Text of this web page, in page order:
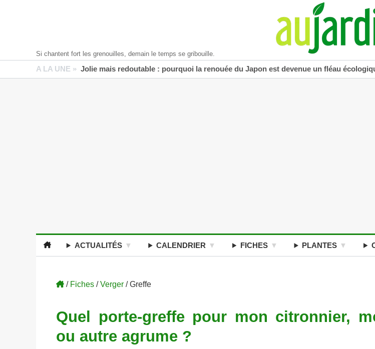
Si chantent fort les grenouilles, demain le temps se gribouille.
A LA UNE » Jolie mais redoutable : pourquoi la renouée du Japon est devenue un fléau
ACTUALITÉS CALENDRIER FICHES PLANTES
/ Fiches /Verger / Greffe
Quel porte-greffe pour mon citronnier,
ou autre agrume ?